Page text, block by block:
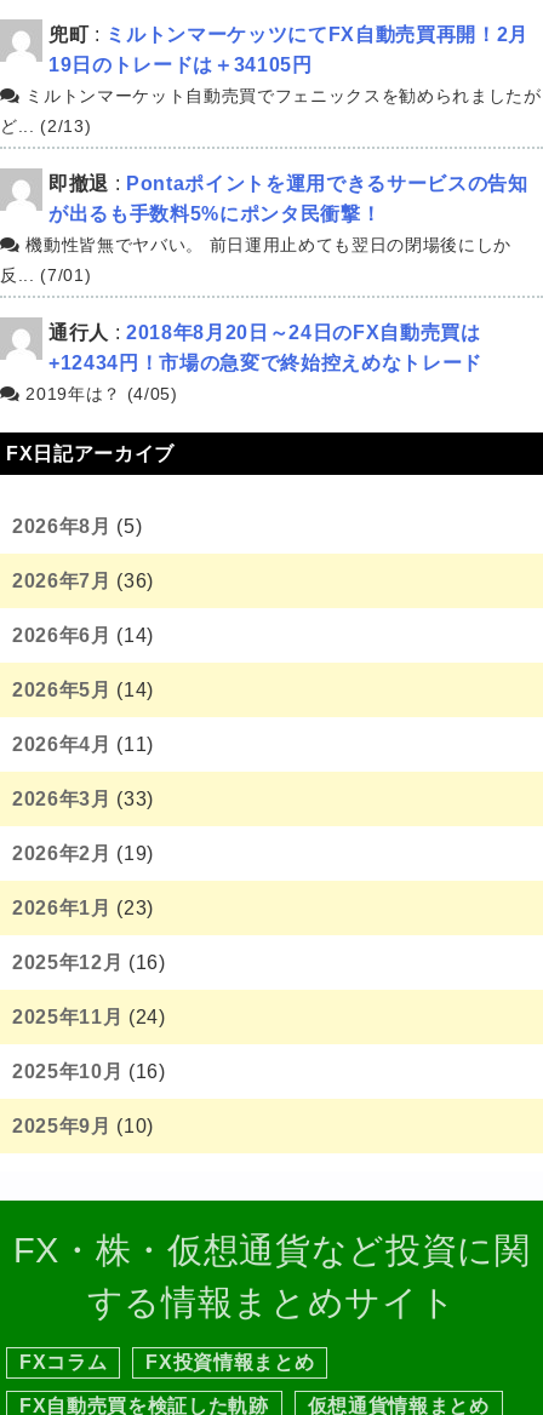
兜町 : ミルトンマーケッツにてFX自動売買再開！2月
19日のトレードは＋34105円
ミルトンマーケット自動売買でフェニックスを勧められましたが
ど... (2/13)
即撤退 : Pontaポイントを運用できるサービスの告知
が出るも手数料5%にポンタ民衝撃！
機動性皆無でヤバい。 前日運用止めても翌日の閉場後にしか
反... (7/01)
通行人 : 2018年8月20日～24日のFX自動売買は
+12434円！市場の急変で終始控えめなトレード
2019年は？ (4/05)
FX日記アーカイブ
2026年8月 (5)
2026年7月 (36)
2026年6月 (14)
2026年5月 (14)
2026年4月 (11)
2026年3月 (33)
2026年2月 (19)
2026年1月 (23)
2025年12月 (16)
2025年11月 (24)
2025年10月 (16)
2025年9月 (10)
FX・株・仮想通貨など投資に関
する情報まとめサイト
FXコラム FX投資情報まとめ
FX自動売買を検証した軌跡 仮想通貨情報まとめ